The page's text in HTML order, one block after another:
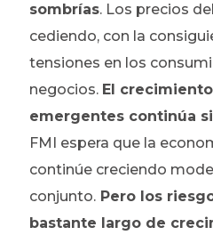
sombrías. Los precios
cediendo, con la
tensiones en los
negocios. El
emergentes continúa
FMI espera que la
continúe creciendo
conjunto. Pero los
bastante largo de